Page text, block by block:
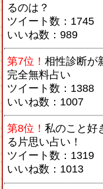
るのは？
ツイート数：1745
いいね数：989
第7位！ 相性診断が
完全無料占い
ツイート数：1388
いいね数：1007
第8位！ 私のこと好
る片思い占い！
ツイート数：1319
いいね数：1013